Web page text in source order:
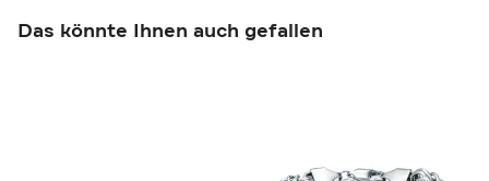
Das könnte Ihnen auch gefallen